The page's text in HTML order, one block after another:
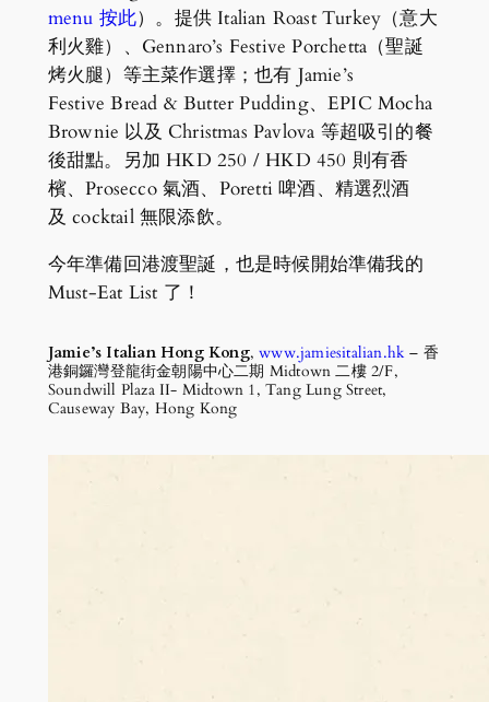
menu 按此）。提供 Italian Roast Turkey（意大
利火雞）、Gennaro’s Festive Porchetta（聖誕
烤火腿）等主菜作選擇；也有 Jamie’s
Festive Bread & Butter Pudding、EPIC Mocha
Brownie 以及 Christmas Pavlova 等超吸引的餐
後甜點。另加 HKD 250 / HKD 450 則有香
檳、Prosecco 氣酒、Poretti 啤酒、精選烈酒
及 cocktail 無限添飲。
今年準備回港渡聖誕，也是時候開始準備我的
Must-Eat List 了！
Jamie’s Italian Hong Kong,www.jamiesitalian.hk – 香
港銅鑼灣登龍街金朝陽中心二期 Midtown 二樓 2/F,
Soundwill Plaza II- Midtown 1, Tang Lung Street,
Causeway Bay, Hong Kong